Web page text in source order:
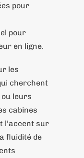
pour
pour
en ligne.
les
cherchent
leurs
cabines
l’accent sur
fluidité de